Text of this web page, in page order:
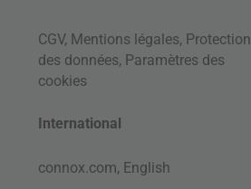
CGV, Mentions légales, Protection
des données, Paramètres des
cookies
International
connox.com, English